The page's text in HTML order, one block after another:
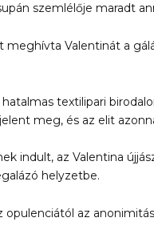
szemlélője maradt
Valentinát a
hatalmas textilipari
meg, és az elit
indult, az Valentina
helyzetbe.
opulenciától az